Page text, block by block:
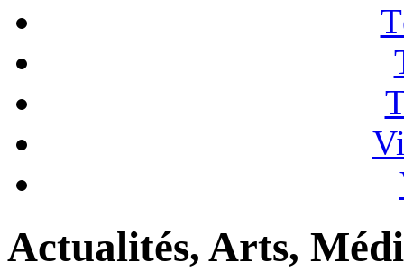
Actualités, Arts,